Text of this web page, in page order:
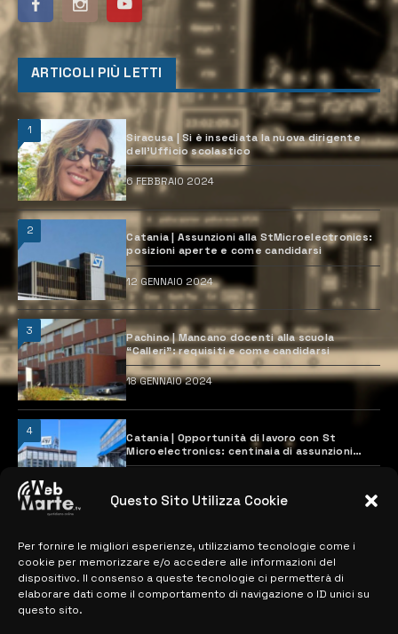
Questo Sito Utilizza Cookie
Per fornire le migliori esperienze, utilizziamo tecnologie come i
cookie per memorizzare e/o accedere alle informazioni del
dispositivo. Il consenso a queste tecnologie ci permetterà di
elaborare dati come il comportamento di navigazione o ID unici su
questo sito.
ARTICOLI PIÙ LETTI
1
Siracusa | Si è insediata la nuova dirigente
dell’Ufficio scolastico
6 FEBBRAIO 2024
2
Catania | Assunzioni alla StMicroelectronics:
posizioni aperte e come candidarsi
12 GENNAIO 2024
3
Pachino | Mancano docenti alla scuola
“Calleri”: requisiti e come candidarsi
18 GENNAIO 2024
4
Catania | Opportunità di lavoro con St
Microelectronics: centinaia di assunzioni
previste
MAPPA DEL SITO
> NOTIZIE